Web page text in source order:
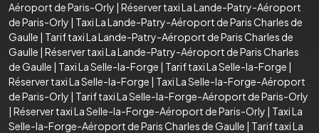
Aéroport de Paris-Orly | Réserver taxi La Lande-Patry-Aéroport
de Paris-Orly | Taxi La Lande-Patry-Aéroport de Paris Charles de
Gaulle | Tarif taxi La Lande-Patry-Aéroport de Paris Charles de
Gaulle | Réserver taxi La Lande-Patry-Aéroport de Paris Charles
de Gaulle | Taxi La Selle-la-Forge | Tarif taxi La Selle-la-Forge |
Réserver taxi La Selle-la-Forge | Taxi La Selle-la-Forge-Aéroport
de Paris-Orly | Tarif taxi La Selle-la-Forge-Aéroport de Paris-Orly
| Réserver taxi La Selle-la-Forge-Aéroport de Paris-Orly | Taxi La
Selle-la-Forge-Aéroport de Paris Charles de Gaulle | Tarif taxi La